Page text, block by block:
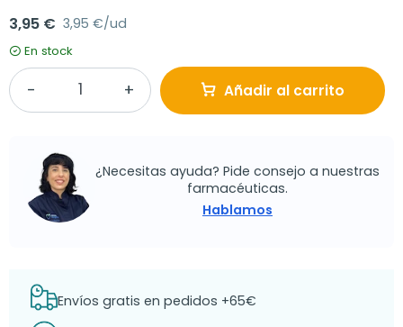
3,95 € 3,95 €/ud
En stock
Añadir al carrito
¿Necesitas ayuda? Pide consejo a nuestras
farmacéuticas.
Hablamos
Envíos gratis en pedidos +65€